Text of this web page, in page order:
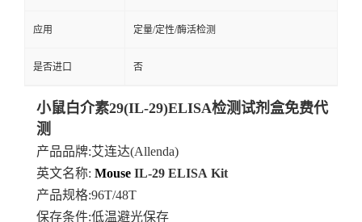
应用 定量/定性/酶活检测
是否进口 否
小鼠白介素29(IL-29)ELISA检测试剂盒免费代
测
产品品牌:艾连达(Allenda)
英文名称: Mouse IL-29 ELISA Kit
产品规格:96T/48T
保存条件:低温避光保存